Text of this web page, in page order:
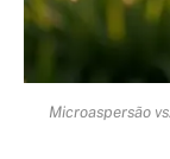
Microaspersão